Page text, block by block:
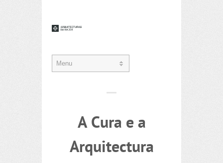
A Cura e a
Arquitectura